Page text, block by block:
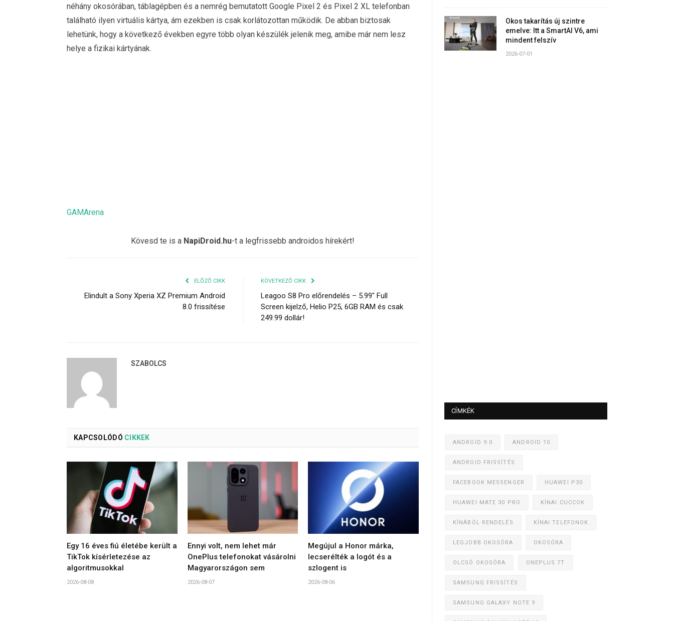
néhány okosórában, táblagépben és a nemrég bemutatott Google Pixel 2 és Pixel 2 XL telefonban
található ilyen virtuális kártya, ám ezekben is csak korlátozottan működik. De abban biztosak
lehetünk, hogy a következő években egyre több olyan készülék jelenik meg, amibe már nem lesz
helye a fizikai kártyának.
GAMArena
Kövesd te is a NapiDroid.hu-t a legfrissebb androidos hírekért!
ELŐZŐ CIKK
Elindult a Sony Xperia XZ Premium Android
8.0 frissítése
KÖVETKEZŐ CIKK
Leagoo S8 Pro előrendelés – 5.99″ Full
Screen kijelző, Helio P25, 6GB RAM és csak
249.99 dollár!
SZABOLCS
KAPCSOLÓDÓ CIKKEK
Egy 16 éves fiú életébe került a
TikTok kísérletezése az
algoritmusokkal
2026-08-08
Ennyi volt, nem lehet már
OnePlus telefonokat vásárolni
Magyarországon sem
2026-08-07
Megújul a Honor márka,
lecserélték a logót és a
szlogent is
2026-08-06
Okos takarítás új szintre
emelve: Itt a SmartAI V6, ami
mindent felszív
2026-07-01
CÍMKÉK
ANDROID 9.0 ANDROID 10
ANDROID FRISSÍTÉS
FACEBOOK MESSENGER HUAWEI P30
HUAWEI MATE 30 PRO KÍNAI CUCCOK
KÍNÁBÓL RENDELÉS KÍNAI TELEFONOK
LEGJOBB OKOSÓRA OKOSÓRA
OLCSÓ OKOSÓRA ONEPLUS 7T
SAMSUNG FRISSÍTÉS
SAMSUNG GALAXY NOTE 9